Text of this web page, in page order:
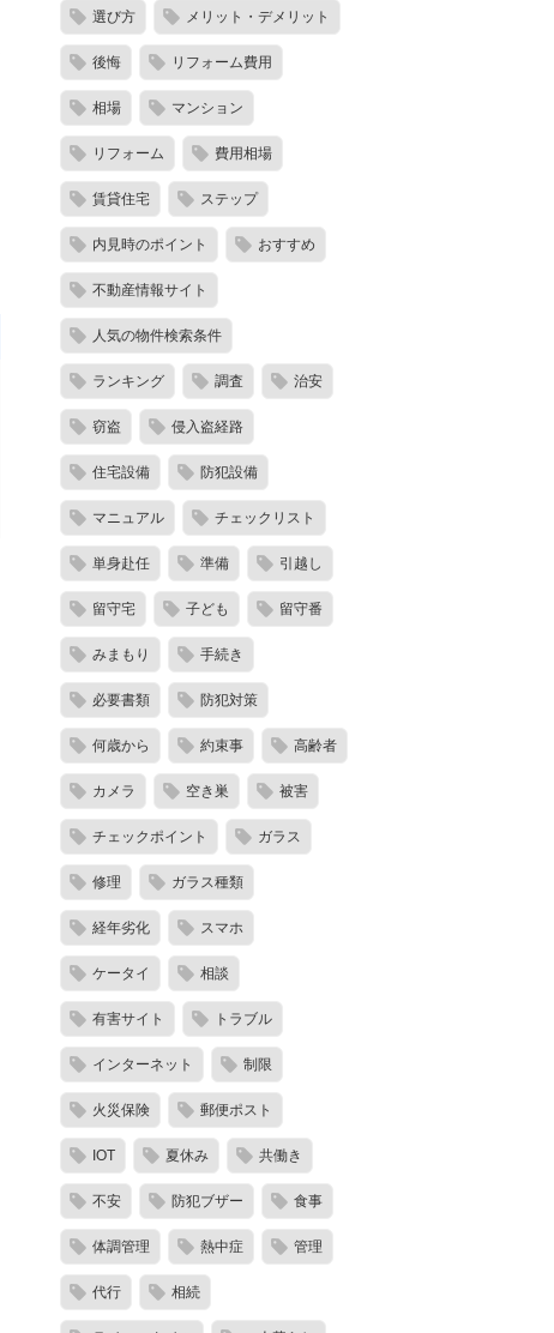
選び方 メリット・デメリット
後悔 リフォーム費用
相場 マンション
リフォーム 費用相場
賃貸住宅 ステップ
内見時のポイント おすすめ
不動産情報サイト
人気の物件検索条件
ランキング 調査 治安
窃盗 侵入盗経路
住宅設備 防犯設備
マニュアル チェックリスト
単身赴任 準備 引越し
留守宅 子ども 留守番
みまもり 手続き
必要書類 防犯対策
何歳から 約束事 高齢者
カメラ 空き巣 被害
チェックポイント ガラス
修理 ガラス種類
経年劣化 スマホ
ケータイ 相談
有害サイト トラブル
インターネット 制限
火災保険 郵便ポスト
IOT 夏休み 共働き
不安 防犯ブザー 食事
体調管理 熱中症 管理
代行 相続